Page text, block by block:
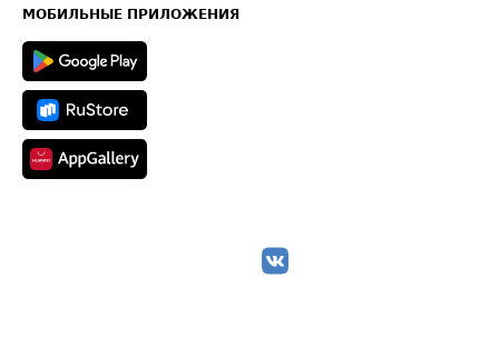
Техническая информация
МОБИЛЬНЫЕ ПРИЛОЖЕНИЯ